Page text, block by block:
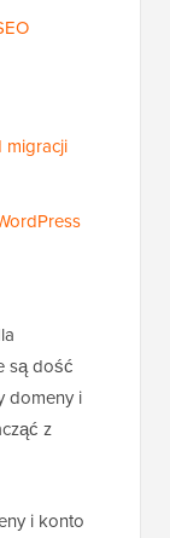
migracji
są dość
domeny i
z
i konto